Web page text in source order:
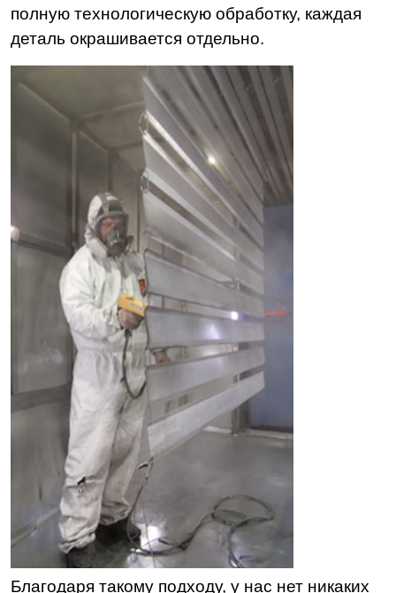
полную технологическую обработку, каждая
деталь окрашивается отдельно.
Благодаря такому подходу, у нас нет никаких